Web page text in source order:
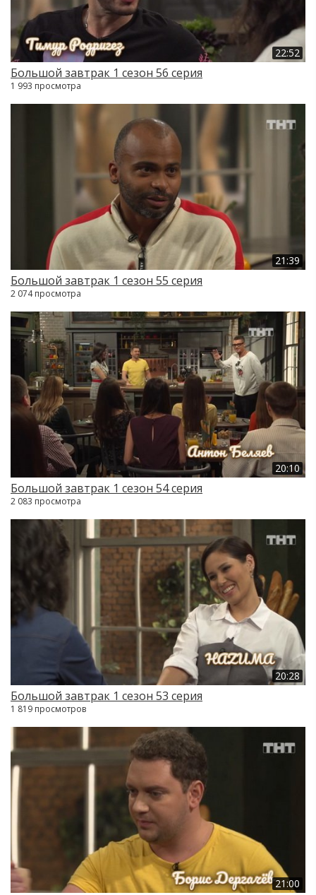
22:52
Большой завтрак 1 сезон 56 серия
1 993 просмотра
21:39
Большой завтрак 1 сезон 55 серия
2 074 просмотра
20:10
Большой завтрак 1 сезон 54 серия
2 083 просмотра
20:28
Большой завтрак 1 сезон 53 серия
1 819 просмотров
21:00